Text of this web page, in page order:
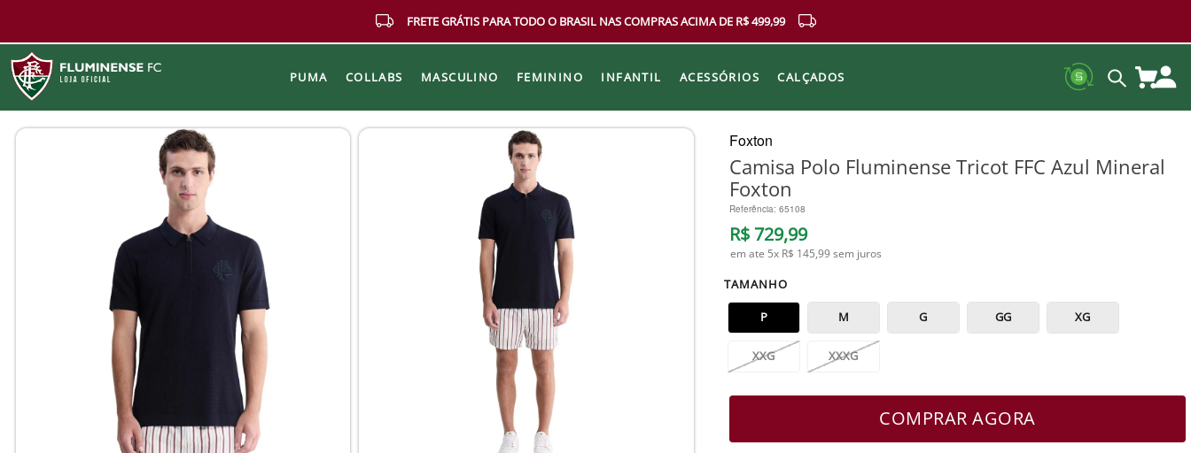
FRETE GRÁTIS PARA TODO O BRASIL NAS COMPRAS ACIMA DE R$ 499,99
PUMA COLLABS MASCULINO FEMININO INFANTIL ACESSÓRIOS CALÇADOS
Foxton
Camisa Polo Fluminense Tricot FFC Azul Mineral
Foxton
Referência: 65108
R$ 729,99
em ate 5x R$ 145,99sem juros
TAMANHO
P M G GG XG
XXG XXXG
COMPRAR AGORA